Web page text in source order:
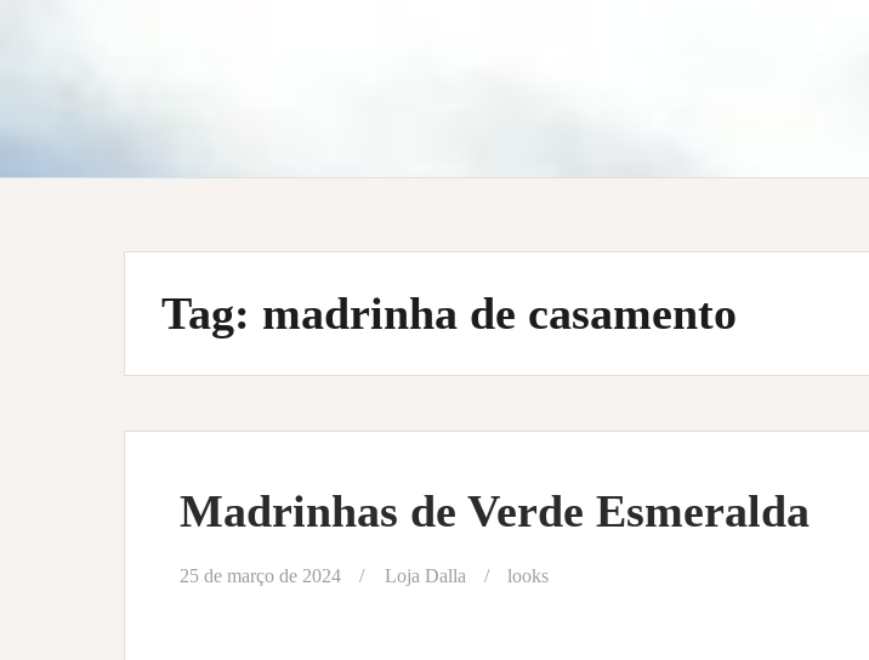
Tag: madrinha de casamento
Madrinhas de Verde Esmeralda
25 de março de 2024 Loja Dalla looks